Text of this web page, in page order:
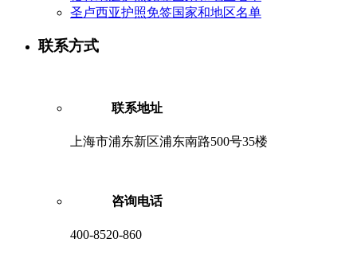
圣卢西亚护照免签国家和地区名单
联系方式
联系地址
上海市浦东新区浦东南路500号35楼
咨询电话
400-8520-860